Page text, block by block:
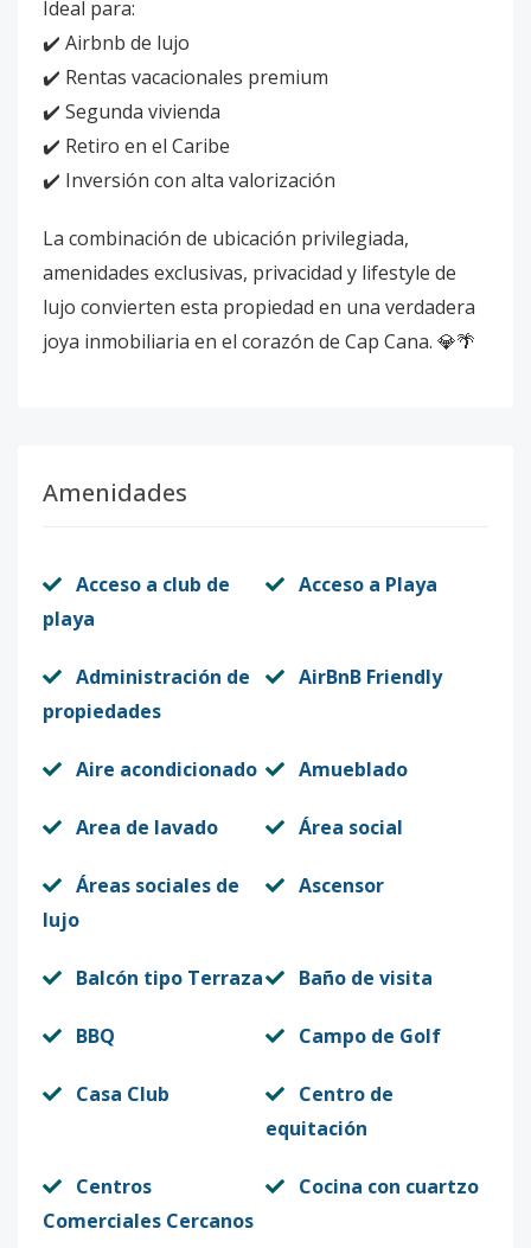
Ideal para:
✔️ Airbnb de lujo
✔️ Rentas vacacionales premium
✔️ Segunda vivienda
✔️ Retiro en el Caribe
✔️ Inversión con alta valorización
La combinación de ubicación privilegiada,
amenidades exclusivas, privacidad y lifestyle de
lujo convierten esta propiedad en una verdadera
joya inmobiliaria en el corazón de Cap Cana. 💎🌴
Amenidades
Acceso a club de
playa
Acceso a Playa
Administración de
propiedades
AirBnB Friendly
Aire acondicionado Amueblado
Area de lavado Área social
Áreas sociales de
lujo
Ascensor
Balcón tipo Terraza Baño de visita
BBQ Campo de Golf
Casa Club
Centro de
equitación
Centros
Comerciales Cercanos
Cocina con cuartzo